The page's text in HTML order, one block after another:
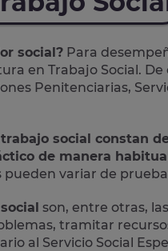
social? Para
en Trabajo Social.
Penitenciarias,
social constan
de manera
variar de
son, entre otras,
tramitar
al Servicio Social